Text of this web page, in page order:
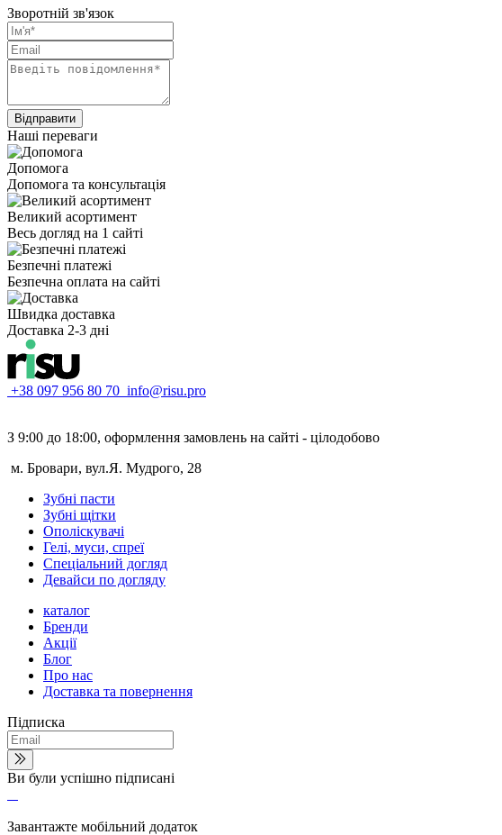
Зворотній зв'язок
Відправити
Наші переваги
Допомога
Допомога та консультація
Великий асортимент
Весь догляд на 1 сайті
Безпечні платежі
Безпечна оплата на сайті
Швидка доставка
Доставка 2-3 дні
+38 097 956 80 70 info@risu.pro
З 9:00 до 18:00, оформлення замовлень на сайті - цілодобово
м. Бровари, вул.Я. Мудрого, 28
Зубні пасти
Зубні щітки
Ополіскувачі
Гелі, муси, спреї
Спеціальний догляд
Девайси по догляду
каталог
Бренди
Акції
Блог
Про нас
Доставка та повернення
Підписка
Ви були успішно підписані
Завантажте мобільний додаток